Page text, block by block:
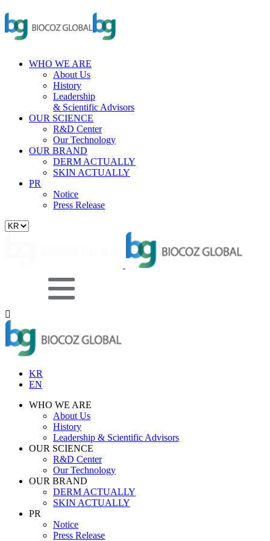
WHO WE ARE
About Us
History
Leadership
& Scientific Advisors
OUR SCIENCE
R&D Center
Our Technology
OUR BRAND
DERM ACTUALLY
SKIN ACTUALLY
PR
Notice
Press Release
KR
EN
WHO WE ARE
About Us
History
Leadership & Scientific Advisors
OUR SCIENCE
R&D Center
Our Technology
OUR BRAND
DERM ACTUALLY
SKIN ACTUALLY
PR
Notice
Press Release